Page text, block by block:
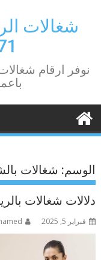
content
نوفر ارقام
الوسم: شغالات
دلالات شغالات بالرياض
فبراير 5, 2025